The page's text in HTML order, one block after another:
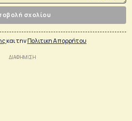
σχολίου
και τηνΠολιτικη Απορρήτου